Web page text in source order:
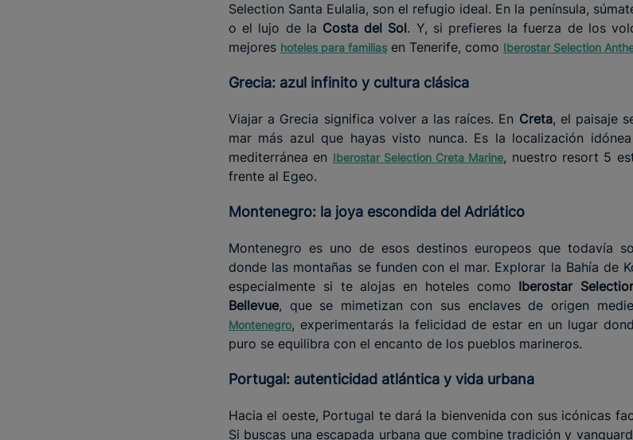
Selection Santa Eulalia, son el refugio ideal. En la península,
o el lujo de la Costa del Sol. Y, si prefieres la fuerza de los
mejores hoteles para familias en Tenerife, como Iberostar Selection
Grecia: azul infinito y cultura clásica
Viajar a Grecia significa volver a las raíces. En Creta, el paisaje
mar más azul que hayas visto nunca. Es la localización
mediterránea en Iberostar Selection Creta Marine, nuestro resort 5
frente al Egeo.
Montenegro: la joya escondida del Adriático
Montenegro es uno de esos destinos europeos que todavía
donde las montañas se funden con el mar. Explorar la Bahía de
especialmente si te alojas en hoteles como Iberostar
Bellevue, que se mimetizan con sus enclaves de origen
Montenegro, experimentarás la felicidad de estar en un lugar
puro se equilibra con el encanto de los pueblos marineros.
Portugal: autenticidad atlántica y vida urbana
Hacia el oeste, Portugal te dará la bienvenida con sus icónicas
Si buscas una escapada urbana que combine tradición y